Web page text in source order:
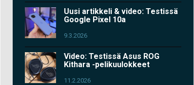
Uusi artikkeli & video: Testissä
Google Pixel 10a
9.3.2026
Video: Testissä Asus ROG
Kithara -pelikuulokkeet
11.2.2026